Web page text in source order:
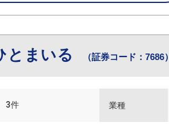
とまいる （証券コード：7686）
3件 業種